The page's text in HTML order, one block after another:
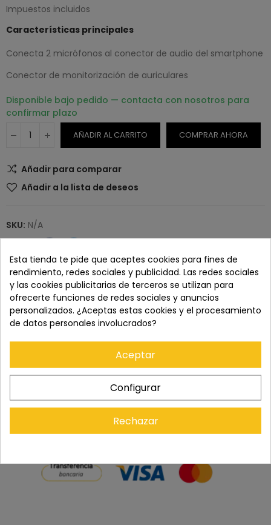
Impuestos incluidos
Características principales
Conecta 2 micrófonos al conector de audio del smartphone
Conector de monitorización de auriculares
Disponible bajo pedido — contacta con nosotros para
confirmar plazo
AÑADIR AL CARRITO COMPRAR AHORA
Añadir para comparar
Añadir a la lista de deseos
SKU: N/A
Paga con tranquilidad en nuestro TPV virtual 100%
seguro.
laborables.
Recuerda que tienes 15 días, desde la recepción
del pedido, para solicitar la devolución.
Esta tienda te pide que aceptes cookies para fines de
rendimiento, redes sociales y publicidad. Las redes sociales
y las cookies publicitarias de terceros se utilizan para
ofrecerte funciones de redes sociales y anuncios
personalizados. ¿Aceptas estas cookies y el procesamiento
de datos personales involucrados?
Aceptar
Configurar
Rechazar